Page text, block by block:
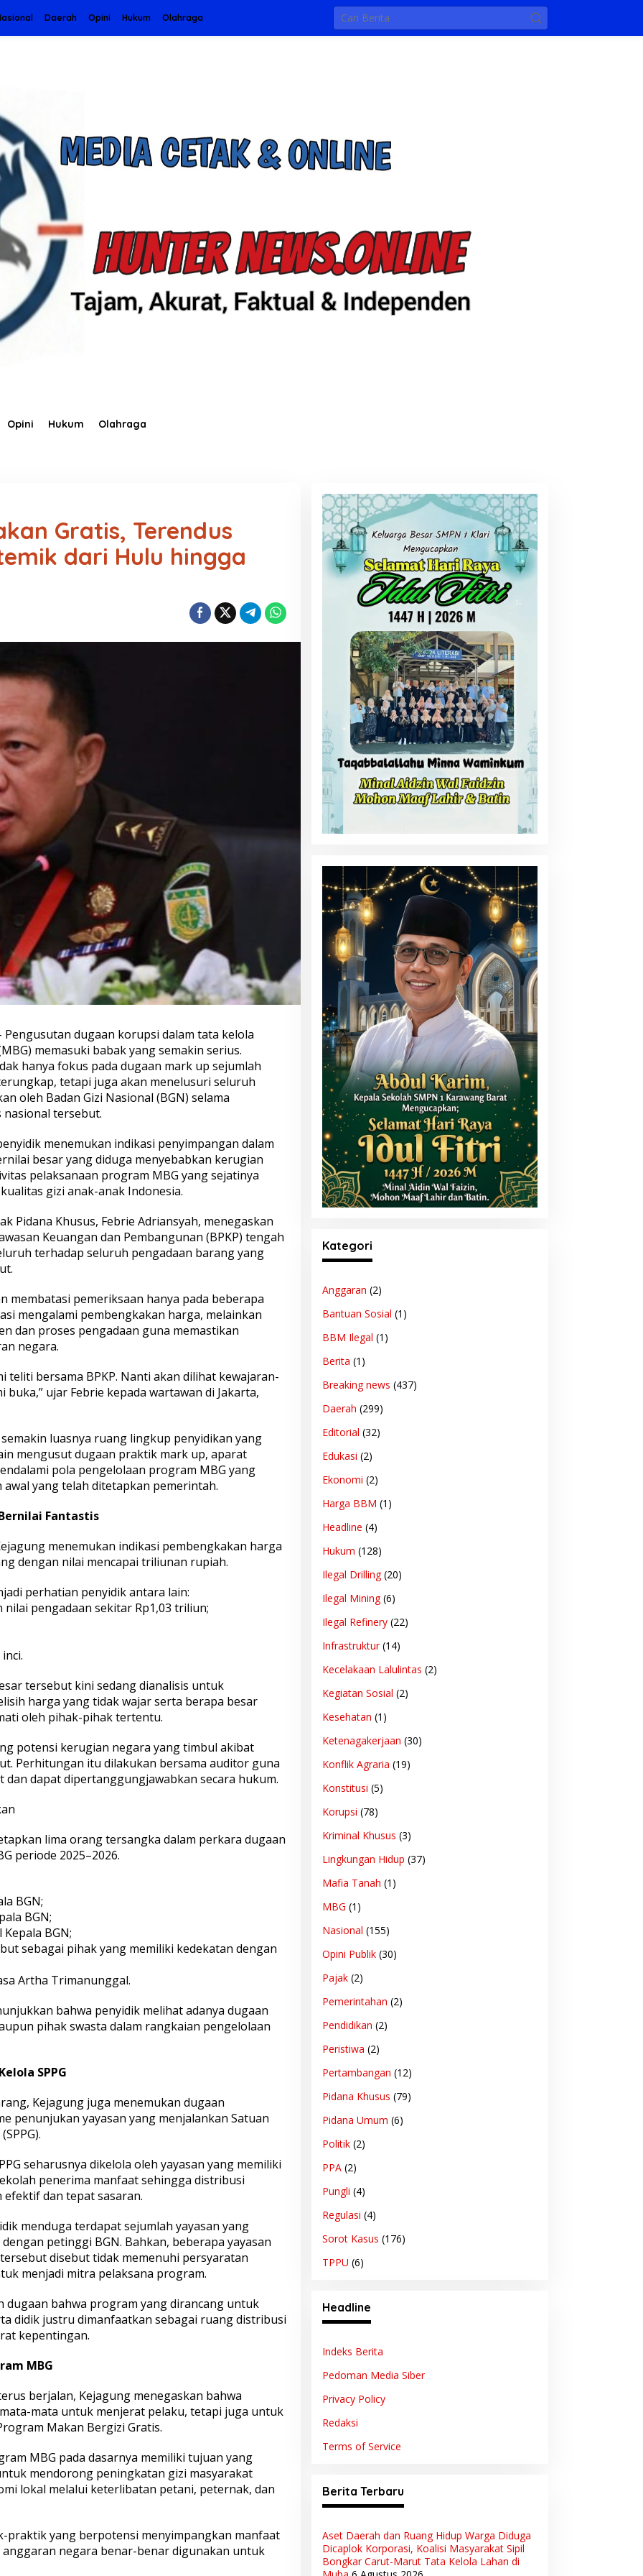
Daerah Opini Hukum Olahraga
Opini Hukum Olahraga
Gratis, Terendus
dari Hulu hingga
Pengusutan dugaan korupsi dalam tata kelola
memasuki babak yang semakin serius.
hanya fokus pada dugaan mark up sejumlah
tetapi juga akan menelusuri seluruh
oleh Badan Gizi Nasional (BGN) selama
tersebut.
menemukan indikasi penyimpangan dalam
besar yang diduga menyebabkan kerugian
pelaksanaan program MBG yang sejatinya
gizi anak-anak Indonesia.
Pidana Khusus, Febrie Adriansyah, menegaskan
Keuangan dan Pembangunan (BPKP) tengah
terhadap seluruh pengadaan barang yang
membatasi pemeriksaan hanya pada beberapa
mengalami pembengkakan harga, melainkan
dan proses pengadaan guna memastikan
negara.
teliti bersama BPKP. Nanti akan dilihat kewajaran-
buka,” ujar Febrie kepada wartawan di Jakarta,
luasnya ruang lingkup penyidikan yang
mengusut dugaan praktik mark up, aparat
pola pengelolaan program MBG yang
yang telah ditetapkan pemerintah.
Fantastis
menemukan indikasi pembengkakan harga
dengan nilai mencapai triliunan rupiah.
perhatian penyidik antara lain:
pengadaan sekitar Rp1,03 triliun;
tersebut kini sedang dianalisis untuk
harga yang tidak wajar serta berapa besar
oleh pihak-pihak tertentu.
potensi kerugian negara yang timbul akibat
Perhitungan itu dilakukan bersama auditor guna
dapat dipertanggungjawabkan secara hukum.
lima orang tersangka dalam perkara dugaan
periode 2025–2026.
BGN;
BGN;
BGN;
sebagai pihak yang memiliki kedekatan dengan
Artha Trimanunggal.
bahwa penyidik melihat adanya dugaan
pihak swasta dalam rangkaian pengelolaan
SPPG
Kejagung juga menemukan dugaan
penunjukan yayasan yang menjalankan Satuan
seharusnya dikelola oleh yayasan yang memiliki
penerima manfaat sehingga distribusi
dan tepat sasaran.
menduga terdapat sejumlah yayasan yang
petinggi BGN. Bahkan, beberapa yayasan
disebut tidak memenuhi persyaratan
menjadi mitra pelaksana program.
dugaan bahwa program yang dirancang untuk
didik justru dimanfaatkan sebagai ruang distribusi
kepentingan.
MBG
berjalan, Kejagung menegaskan bahwa
mata untuk menjerat pelaku, tetapi juga untuk
Makan Bergizi Gratis.
MBG pada dasarnya memiliki tujuan yang
mendorong peningkatan gizi masyarakat
lokal melalui keterlibatan petani, peternak, dan
praktik yang berpotensi menyimpangkan manfaat
negara benar-benar digunakan untuk
Kategori
Anggaran (2)
Bantuan Sosial (1)
BBM Ilegal (1)
Berita (1)
Breaking news (437)
Daerah (299)
Editorial (32)
Edukasi (2)
Ekonomi (2)
Harga BBM (1)
Headline (4)
Hukum (128)
Ilegal Drilling(20)
Ilegal Mining(6)
Ilegal Refinery(22)
Infrastruktur(14)
Kecelakaan Lalulintas (2)
Kegiatan Sosial (2)
Kesehatan (1)
Ketenagakerjaan (30)
Konflik Agraria (19)
Konstitusi (5)
Korupsi (78)
Kriminal Khusus (3)
Lingkungan Hidup (37)
Mafia Tanah (1)
MBG (1)
Nasional (155)
Opini Publik(30)
Pajak(2)
Pemerintahan (2)
Pendidikan (2)
Peristiwa (2)
Pertambangan (12)
Pidana Khusus (79)
Pidana Umum (6)
Politik(2)
PPA(2)
Pungli (4)
Regulasi (4)
Sorot Kasus (176)
TPPU (6)
Headline
Indeks Berita
Pedoman Media Siber
Privacy Policy
Redaksi
Terms of Service
Berita Terbaru
Aset Daerah dan Ruang Hidup Warga Diduga
Dicaplok Korporasi, Koalisi Masyarakat Sipil
Bongkar Carut-Marut Tata Kelola Lahan di